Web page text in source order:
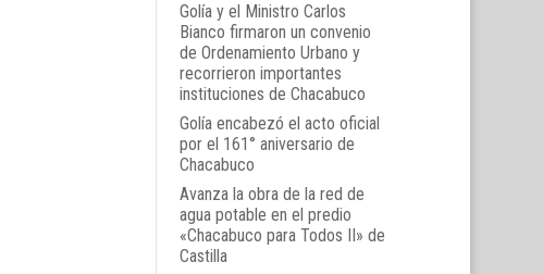
Golía y el Ministro Carlos
Bianco firmaron un convenio
de Ordenamiento Urbano y
recorrieron importantes
instituciones de Chacabuco
Golía encabezó el acto oficial
por el 161° aniversario de
Chacabuco
Avanza la obra de la red de
agua potable en el predio
«Chacabuco para Todos II» de
Castilla